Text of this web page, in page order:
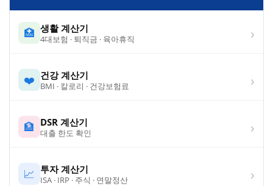
🏥 생활 계산기
4대보험 · 퇴직금 · 육아휴직 ›
❤️ 건강 계산기
BMI · 칼로리 · 건강보험료 ›
🏦 DSR 계산기
대출 한도 확인 ›
📈 투자 계산기
ISA · IRP · 주식 · 연말정산 ›